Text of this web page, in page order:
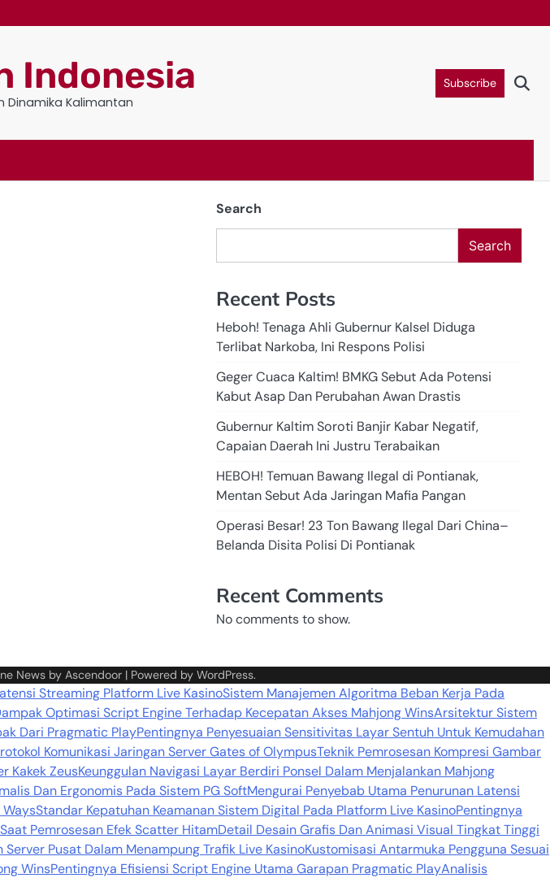
Indonesia
Dinamika Kalimantan
Subscribe
Search
Search
Recent Posts
Heboh! Tenaga Ahli Gubernur Kalsel Diduga
Terlibat Narkoba, Ini Respons Polisi
Geger Cuaca Kaltim! BMKG Sebut Ada Potensi
Kabut Asap Dan Perubahan Awan Drastis
Gubernur Kaltim Soroti Banjir Kabar Negatif,
Capaian Daerah Ini Justru Terabaikan
HEBOH! Temuan Bawang Ilegal di Pontianak,
Mentan Sebut Ada Jaringan Mafia Pangan
Operasi Besar! 23 Ton Bawang Ilegal Dari China–
Belanda Disita Polisi Di Pontianak
Recent Comments
No comments to show.
News by Ascendoor | Powered by WordPress.
Streaming Platform Live KasinoSistem Manajemen Algoritma Beban Kerja Pada
Optimasi Script Engine Terhadap Kecepatan Akses Mahjong WinsArsitektur Sistem
Dari Pragmatic PlayPentingnya Penyesuaian Sensitivitas Layar Sentuh Untuk Kemudahan
Komunikasi Jaringan Server Gates of OlympusTeknik Pemrosesan Kompresi Gambar
Kakek ZeusKeunggulan Navigasi Layar Berdiri Ponsel Dalam Menjalankan Mahjong
Dan Ergonomis Pada Sistem PG SoftMengurai Penyebab Utama Penurunan Latensi
Standar Kepatuhan Keamanan Sistem Digital Pada Platform Live KasinoPentingnya
Pemrosesan Efek Scatter HitamDetail Desain Grafis Dan Animasi Visual Tingkat Tinggi
Server Pusat Dalam Menampung Trafik Live KasinoKustomisasi Antarmuka Pengguna Sesuai
WinsPentingnya Efisiensi Script Engine Utama Garapan Pragmatic PlayAnalisis